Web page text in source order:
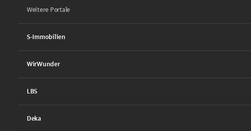
Weitere Portale
S-Immobilien
WirWunder
LBS
Deka